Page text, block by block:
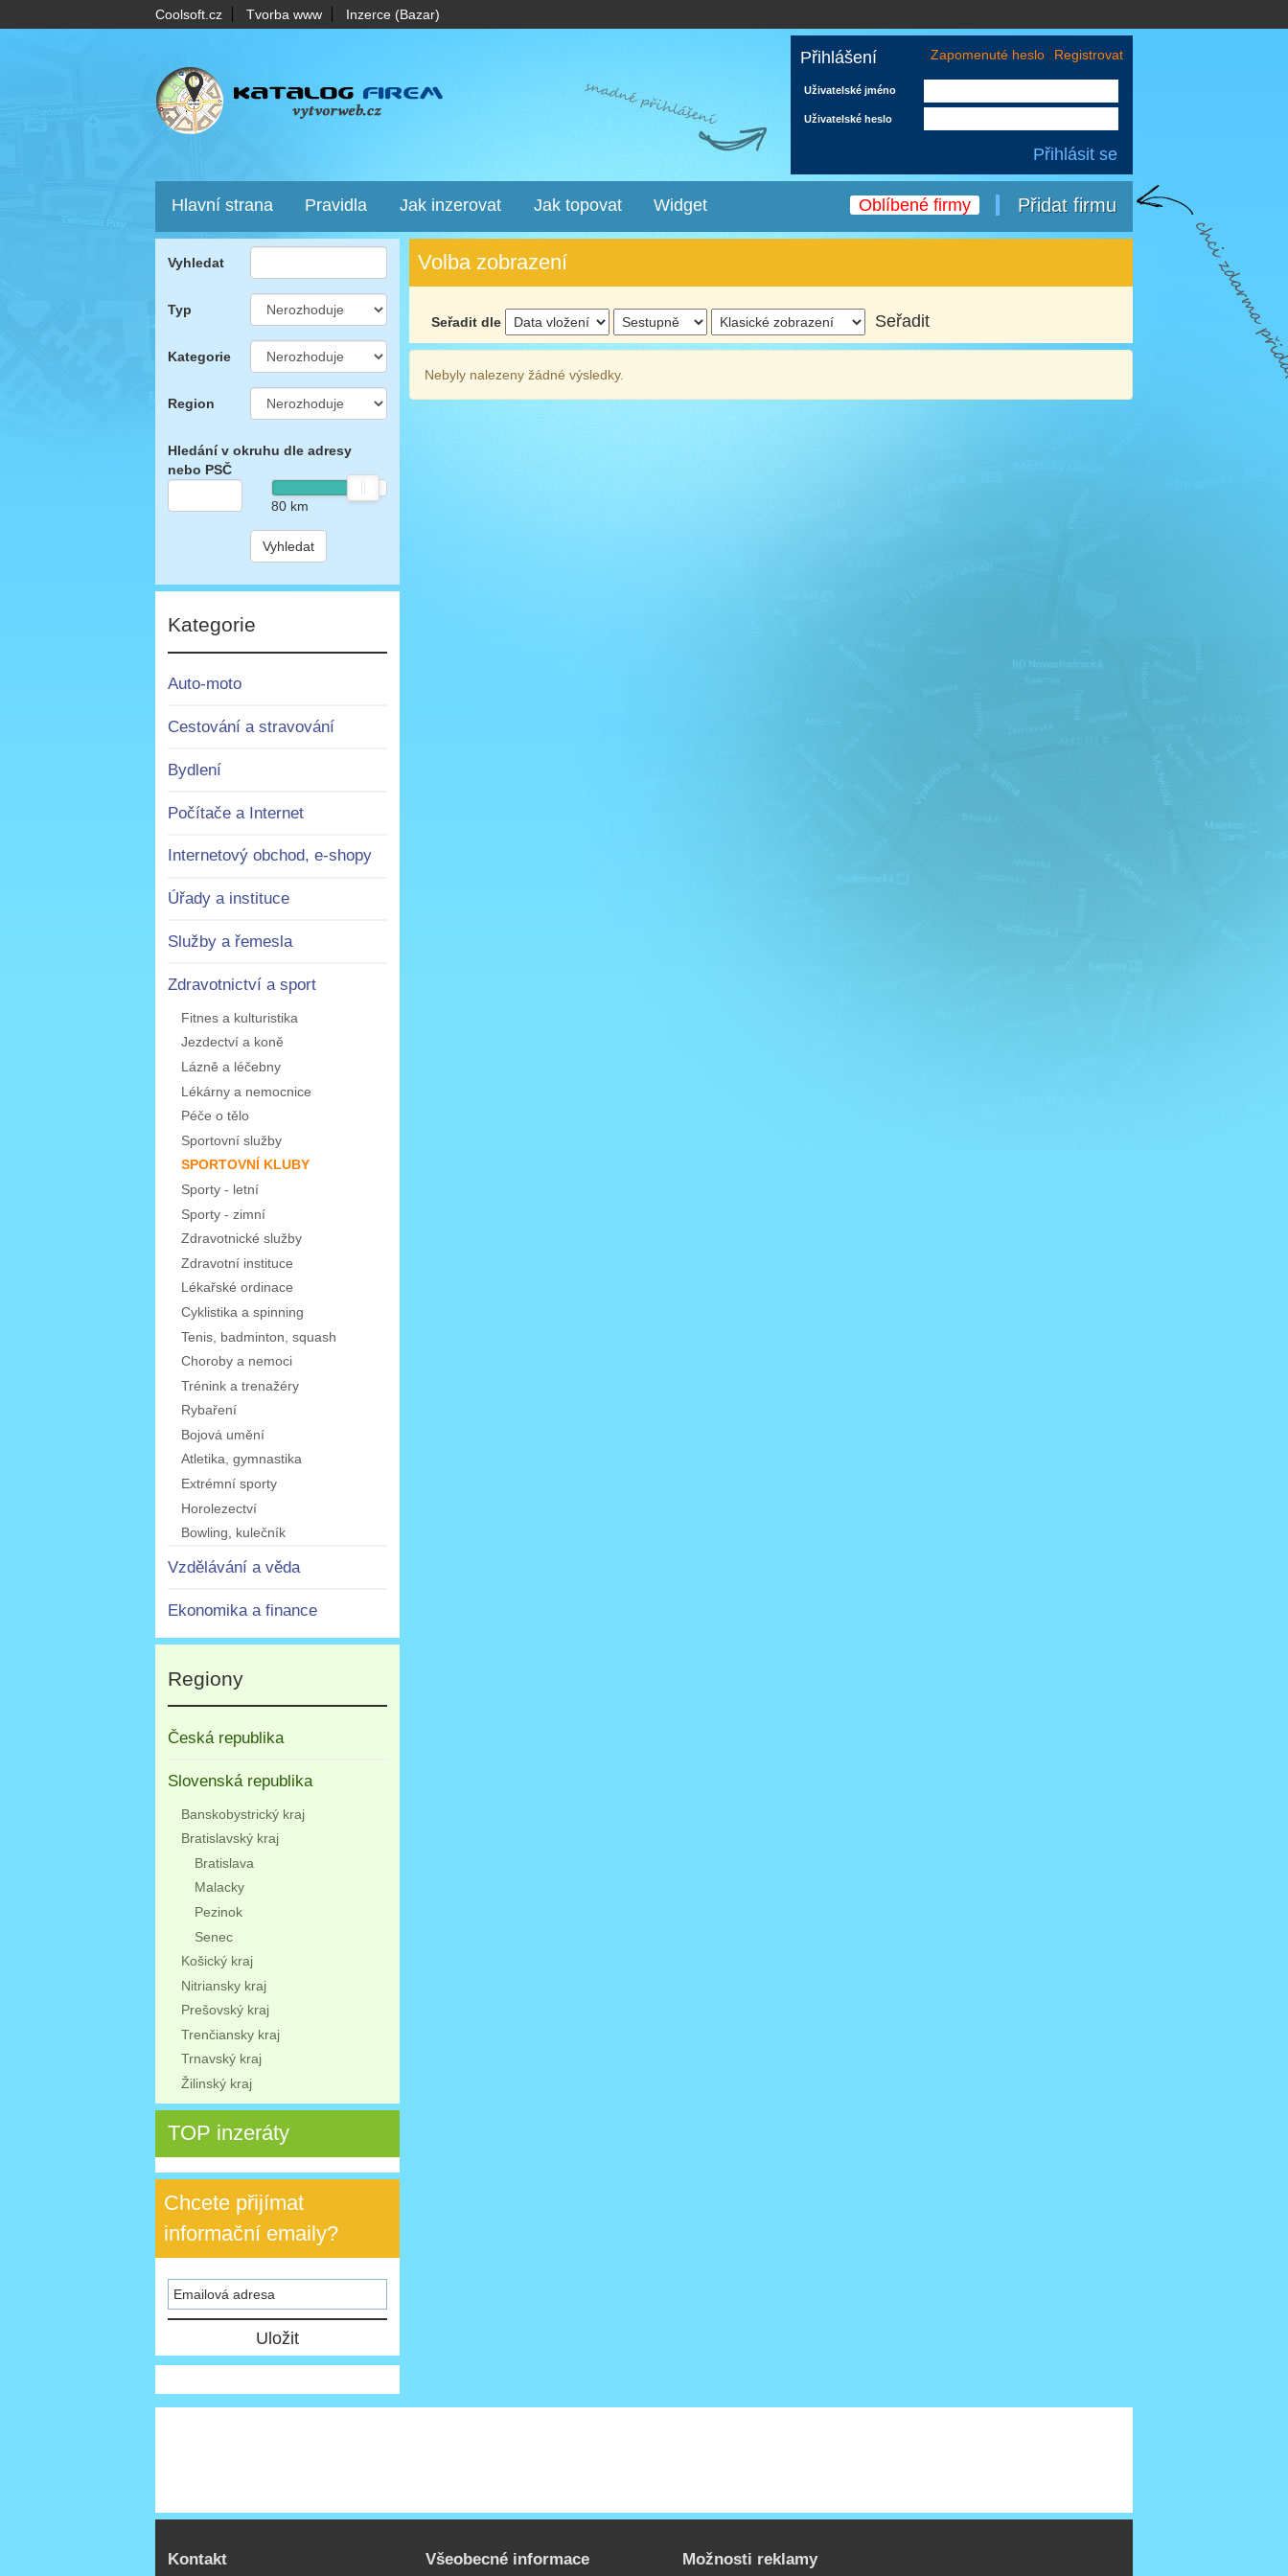
Coolsoft.cz Tvorba www Inzerce (Bazar)
Přihlášení Registrovat
Zapomenuté heslo
Uživatelské jméno
Uživatelské heslo
Přidat firmu
Hlavní strana Pravidla Jak inzerovat Jak topovat Widget Oblíbené firmy
Vyhledat
Typ
Kategorie
Region
Hledání v okruhu dle adresy
nebo PSČ
80km
Vyhledat
Kategorie
Auto-moto
Cestování a stravování
Bydlení
Počítače a Internet
Internetový obchod, e-shopy
Úřady a instituce
Služby a řemesla
Zdravotnictví a sport
Fitnes a kulturistika
Jezdectví a koně
Lázně a léčebny
Lékárny a nemocnice
Péče o tělo
Sportovní služby
SPORTOVNÍ KLUBY
Sporty - letní
Sporty - zimní
Zdravotnické služby
Zdravotní instituce
Lékařské ordinace
Cyklistika a spinning
Tenis, badminton, squash
Choroby a nemoci
Trénink a trenažéry
Rybaření
Bojová umění
Atletika, gymnastika
Extrémní sporty
Horolezectví
Bowling, kulečník
Vzdělávání a věda
Ekonomika a finance
Regiony
Česká republika
Slovenská republika
Banskobystrický kraj
Bratislavský kraj
Bratislava
Malacky
Pezinok
Senec
Košický kraj
Nitriansky kraj
Prešovský kraj
Trenčiansky kraj
Trnavský kraj
Žilinský kraj
TOP inzeráty
Chcete přijímat
informační emaily?
Volba zobrazení
Seřadit dle
Nebyly nalezeny žádné výsledky.
Kontakt Všeobecné informace Možnosti reklamy